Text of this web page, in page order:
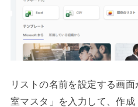
リストの名前を設定する画
室マスタ」を入力して、作成